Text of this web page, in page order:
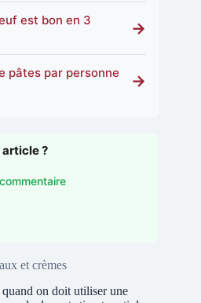
est bon en 3
→
pâtes par personne
→
article ?
et crèmes
quand on doit utiliser une